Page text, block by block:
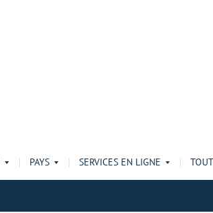
PAYS SERVICES EN LIGNE